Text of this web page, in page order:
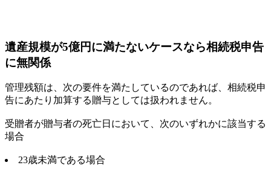
遺産規模が5億円に満たないケースなら相続税申告
に無関係
管理残額は、次の要件を満たしているのであれば、相続税申
告にあたり加算する贈与としては扱われません。
受贈者が贈与者の死亡日において、次のいずれかに該当する
場合
23歳未満である場合